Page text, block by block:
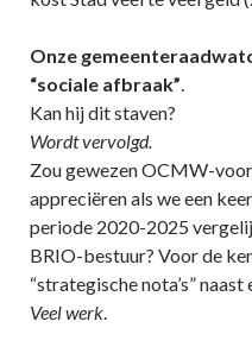
Onze
“sociale afbraak”.
Kan hij dit staven?
Wordt vervolgd.
Zou gewezen OCMW-
appreciëren als we een
periode 2020-2025
BRIO-bestuur? Voor de
“strategische nota’s”
Veel werk.